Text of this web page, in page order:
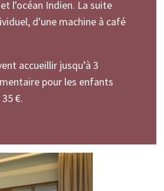
l'océan Indien. La suite
d'une machine à café
accueillir jusqu’à 3
pour les enfants
€.